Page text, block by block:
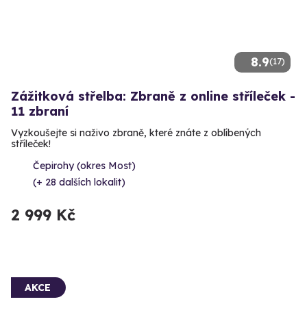
8.9(17)
Zážitková střelba: Zbraně z online stříleček -
11 zbraní
Vyzkoušejte si naživo zbraně, které znáte z oblíbených
stříleček!
Čepirohy (okres Most)
(+ 28 dalších lokalit)
2 999 Kč
AKCE